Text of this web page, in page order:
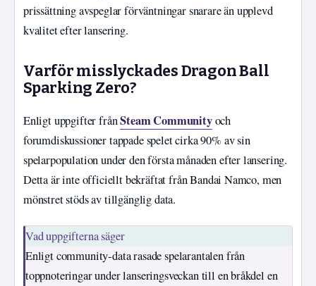
prissättning avspeglar förväntningar snarare än upplevd
kvalitet efter lansering.
Varför misslyckades Dragon Ball
Sparking Zero?
Enligt uppgifter frånSteam Communityoch
forumdiskussioner tappade spelet cirka 90% av sin
spelarpopulation under den första månaden efter lansering.
Detta är inte officiellt bekräftat från Bandai Namco, men
mönstret stöds av tillgänglig data.
Vad uppgifterna säger
Enligt community-data rasade spelarantalen från
toppnoteringar under lanseringsveckan till en bråkdel en